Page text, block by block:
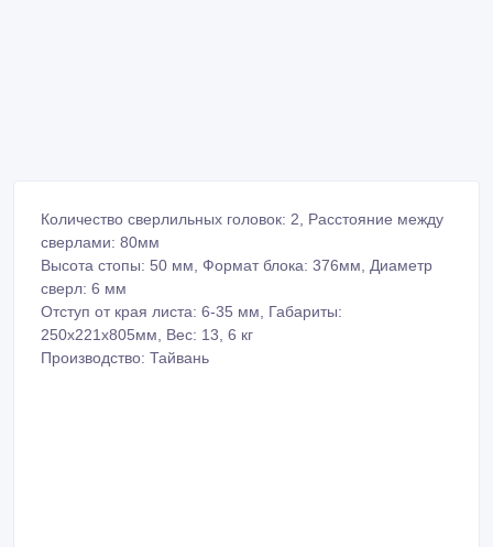
Количество сверлильных головок: 2, Расстояние между
сверлами: 80мм
Высота стопы: 50 мм, Формат блока: 376мм, Диаметр
сверл: 6 мм
Отступ от края листа: 6-35 мм, Габариты:
250х221х805мм, Вес: 13, 6 кг
Производство: Тайвань